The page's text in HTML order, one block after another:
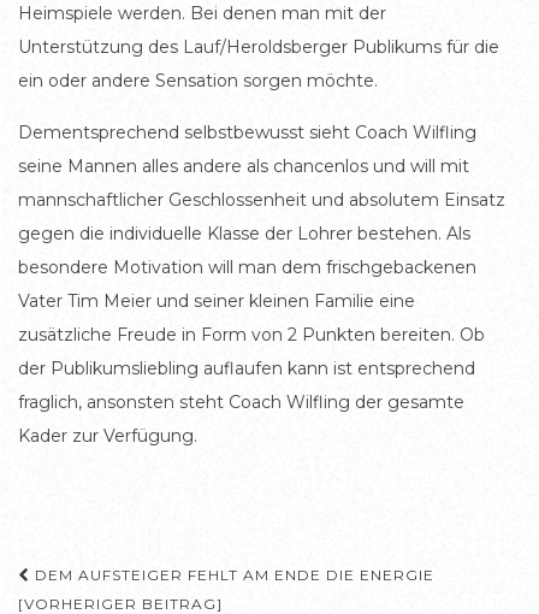
Heimspiele werden. Bei denen man mit der
Unterstützung des Lauf/Heroldsberger Publikums für die
ein oder andere Sensation sorgen möchte.
Dementsprechend selbstbewusst sieht Coach Wilfling
seine Mannen alles andere als chancenlos und will mit
mannschaftlicher Geschlossenheit und absolutem Einsatz
gegen die individuelle Klasse der Lohrer bestehen. Als
besondere Motivation will man dem frischgebackenen
Vater Tim Meier und seiner kleinen Familie eine
zusätzliche Freude in Form von 2 Punkten bereiten. Ob
der Publikumsliebling auflaufen kann ist entsprechend
fraglich, ansonsten steht Coach Wilfling der gesamte
Kader zur Verfügung.
Beitragsnavigation
DEM AUFSTEIGER FEHLT AM ENDE DIE ENERGIE
[VORHERIGER BEITRAG]